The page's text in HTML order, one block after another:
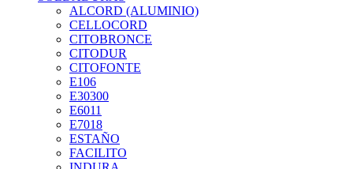
ALCORD (ALUMINIO)
CELLOCORD
CITOBRONCE
CITODUR
CITOFONTE
E106
E30300
E6011
E7018
ESTAÑO
FACILITO